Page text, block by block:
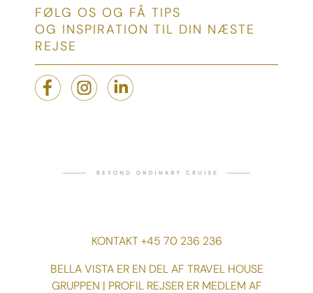
FØLG OS OG FÅ TIPS
OG INSPIRATION TIL DIN NÆSTE
REJSE
KONTAKT +45 70 236 236
BELLA VISTA ER EN DEL AF TRAVEL HOUSE
GRUPPEN | PROFIL REJSER ER MEDLEM AF